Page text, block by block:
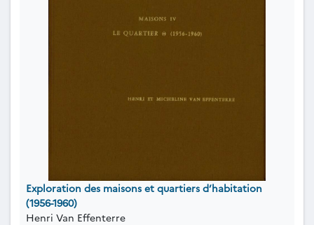
Exploration des maisons et quartiers d’habitation
(1956-1960)
Henri Van Effenterre